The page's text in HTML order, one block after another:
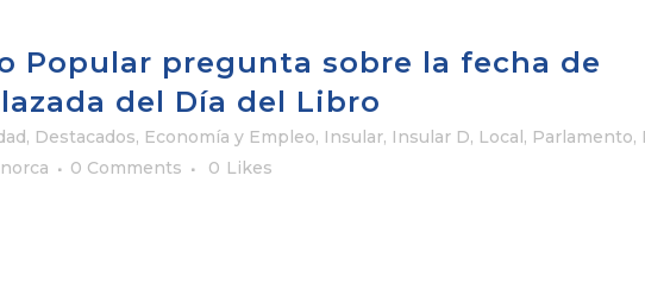
Popular pregunta sobre la fecha de
del Día del Libro
, Destacados, Economía y Empleo, Insular, Insular D, Local, Parlamento,
0 Comments 0 Likes